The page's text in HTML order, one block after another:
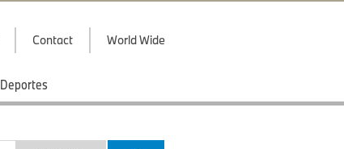
Contact World Wide
Deportes